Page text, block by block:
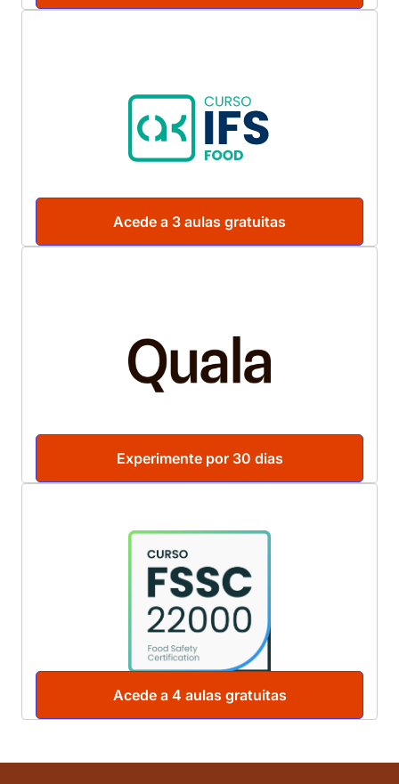
Acede a 3 aulas gratuitas
Experimente por 30 dias
Acede a 4 aulas gratuitas